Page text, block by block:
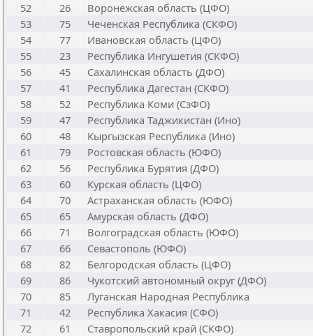
52
26
Воронежская область (ЦФО)
53
75
Чеченская Республика (СКФО)
54
77
Ивановская область (ЦФО)
55
23
Республика Ингушетия (СКФО)
56
45
Сахалинская область (ДФО)
57
41
Республика Дагестан (СКФО)
58
52
Республика Коми (СзФО)
59
47
Республика Таджикистан (Ино)
60
48
Кыргызская Республика (Ино)
61
79
Ростовская область (ЮФО)
62
56
Республика Бурятия (ДФО)
63
60
Курская область (ЦФО)
64
70
Астраханская область (ЮФО)
65
65
Амурская область (ДФО)
66
71
Волгоградская область (ЮФО)
67
66
Севастополь (ЮФО)
68
82
Белгородская область (ЦФО)
69
86
Чукотский автономный округ (ДФО)
70
85
Луганская Народная Республика
71
42
Республика Хакасия (СФО)
72
61
Ставропольский край (СКФО)